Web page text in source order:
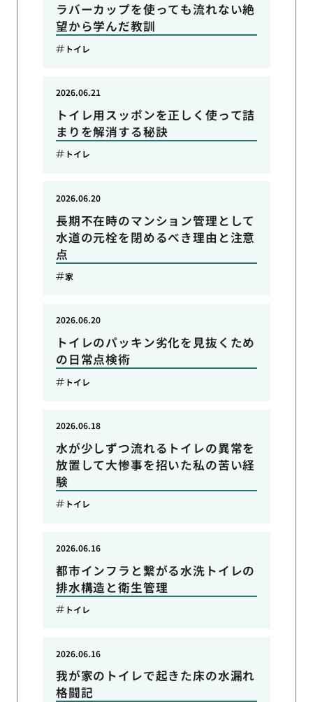
ラバーカップを使っても流れない絶
望から学んだ教訓
トイレ
トイレ用スッポンを正しく使って詰
まりを解消する秘訣
2026.06.21
トイレ
長期不在時のマンション管理として
水道の元栓を閉めるべき理由と注意
点
2026.06.20
家
トイレのパッキン劣化を見抜くため
の日常点検術
2026.06.20
トイレ
水が少しずつ流れるトイレの異常を
放置して大惨事を招いた私の苦い経
験
2026.06.18
トイレ
都市インフラと繋がる水洗トイレの
排水構造と衛生管理
2026.06.16
トイレ
我が家のトイレで起きた床の水漏れ
格闘記
2026.06.16